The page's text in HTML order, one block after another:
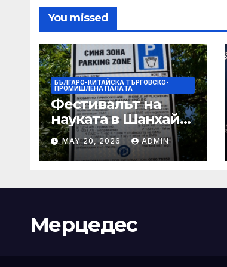
You missed
БЪЛГАРО-КИТАЙСКА ТЪРГОВСКО-
ПРОМИШЛЕНА ПАЛAТА
Фестивалът на
науката в Шанхай
2026 обещава
вълнуващи
научно-
иновации
MAY 20, 2026 ADMIN
Мерцедес